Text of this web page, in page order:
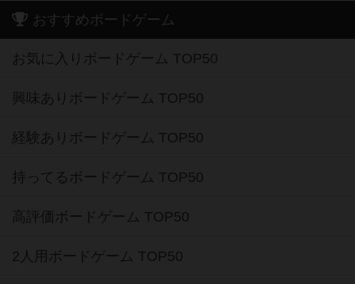
おすすめボードゲーム
お気に入りボードゲーム TOP50
興味ありボードゲーム TOP50
経験ありボードゲーム TOP50
持ってるボードゲーム TOP50
高評価ボードゲーム TOP50
2人用ボードゲーム TOP50